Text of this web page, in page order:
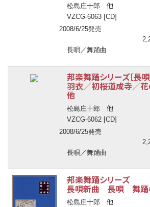
松島庄十郎 他
VZCG-6063 [CD]
2008/6/25発売
長唄／舞踊曲
邦楽舞踊シリーズ［長唄
羽衣／初桜道成寺／
他
松島庄十郎 他
VZCG-6062 [CD]
2008/6/25発売
長唄／舞踊曲
邦楽舞踊シリーズ
長唄新曲 長唄 舞踊
松島庄十郎 他